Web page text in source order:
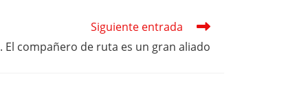
Siguiente entrada
El compañero de ruta es un gran aliado